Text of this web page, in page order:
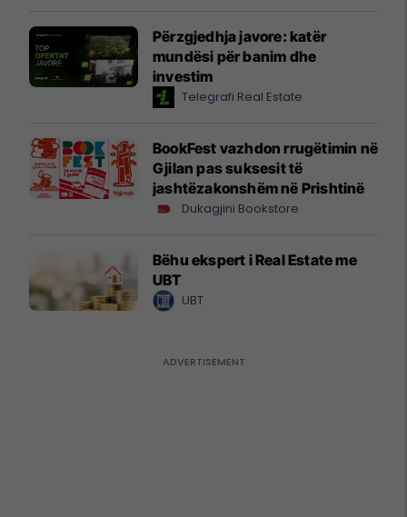
Përzgjedhja javore: katër
mundësi për banim dhe
investim
Telegrafi Real Estate
BookFest vazhdon rrugëtimin në
Gjilan pas suksesit të
jashtëzakonshëm në Prishtinë
Dukagjini Bookstore
Bëhu ekspert i Real Estate me
UBT
UBT